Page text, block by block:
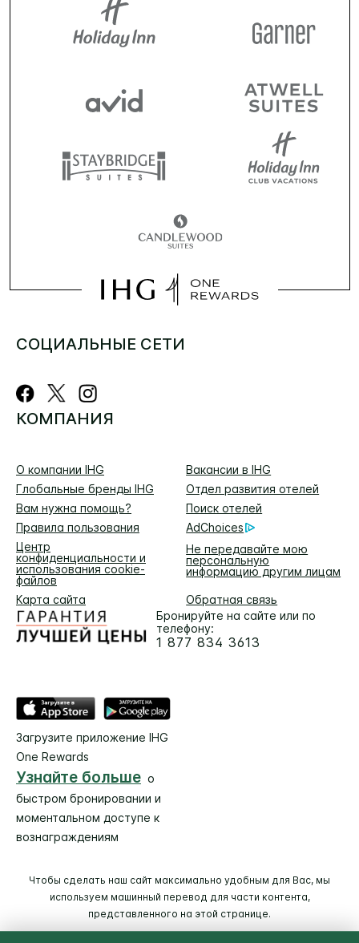
СОЦИАЛЬНЫЕ СЕТИ
КОМПАНИЯ
О компании IHG
Вакансии в IHG
Глобальные бренды IHG
Отдел развития отелей
Вам нужна помощь?
Поиск отелей
Правила пользования
AdChoices
Центр
конфиденциальности и
использования cookie-
файлов
Не передавайте мою
персональную
информацию другим лицам
Карта сайта
Обратная связь
Бронируйте на сайте или по
телефону:
1 877 834 3613
Загрузите приложение IHG
One Rewards
Узнайте больше о
быстром бронировании и
моментальном доступе к
вознаграждениям
Чтобы сделать наш сайт максимально удобным для Вас, мы
используем машинный перевод для части контента,
представленного на этой странице.